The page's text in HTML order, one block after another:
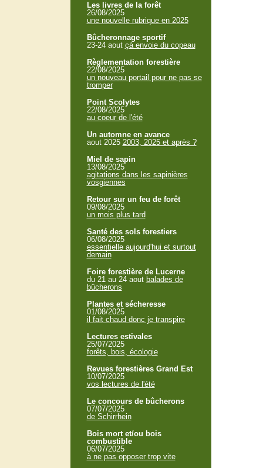
Les livres de la forêt
26/08/2025
une nouvelle rubrique en 2025
Bûcheronnage sportif
23-24 aout çà envoie du copeau
Règlementation forestière
22/08/2025
un nouveau portail pour ne pas se
tromper
Point Scolytes
22/08/2025
au coeur de l'été
Un automne en avance
aout 2025 2003, 2025 et après ?
Miel de sapin
13/08/2025
agitations dans les sapinières
vosgiennes
Retour sur un feu de forêt
09/08/2025
un mois plus tard
Santé des sols forestiers
06/08/2025
essentielle aujourd'hui et surtout
demain
Foire forestière de Lucerne
du 21 au 24 aout balades de
bûcherons
Plantes et sécheresse
01/08/2025
il fait chaud donc je transpire
Lectures estivales
25/07/2025
forêts, bois, écologie
Revues forestières Grand Est
10/07/2025
vos lectures de l'été
Le concours de bûcherons
07/07/2025
de Schirrhein
Bois mort et/ou bois
combustible
06/07/2025
à ne pas opposer trop vite